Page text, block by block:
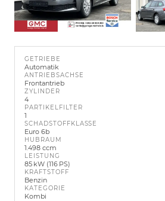
GETRIEBE
Automatik
ANTRIEBSACHSE
Frontantrieb
ZYLINDER
4
PARTIKELFILTER
1
SCHADSTOFFKLASSE
Euro 6b
HUBRAUM
1.498 ccm
LEISTUNG
85 kW (116 PS)
KRAFTSTOFF
Benzin
KATEGORIE
Kombi